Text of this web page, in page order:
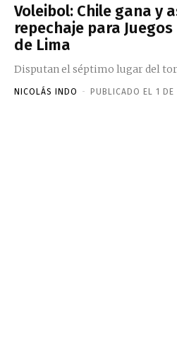
Voleibol: Chile gana y
repechaje para
de Lima
Disputan el séptimo lugar del
NICOLÁS INDO - PUBLICADO EL 1 DE